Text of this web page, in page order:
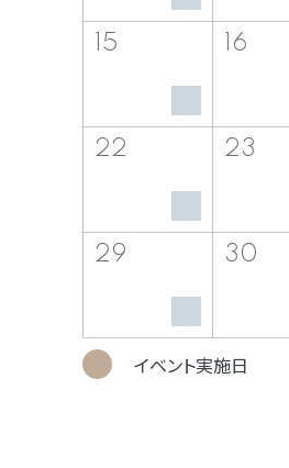
15 16
22 23
29 30
イベント実施日